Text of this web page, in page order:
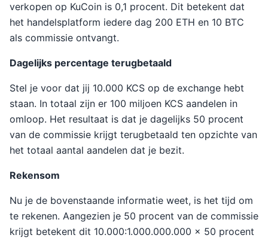
verkopen op KuCoin is 0,1 procent. Dit betekent dat
het handelsplatform iedere dag 200 ETH en 10 BTC
als commissie ontvangt.
Dagelijks percentage terugbetaald
Stel je voor dat jij 10.000 KCS op de exchange hebt
staan. In totaal zijn er 100 miljoen KCS aandelen in
omloop. Het resultaat is dat je dagelijks 50 procent
van de commissie krijgt terugbetaald ten opzichte van
het totaal aantal aandelen dat je bezit.
Rekensom
Nu je de bovenstaande informatie weet, is het tijd om
te rekenen. Aangezien je 50 procent van de commissie
krijgt betekent dit 10.000:1.000.000.000 x 50 procent